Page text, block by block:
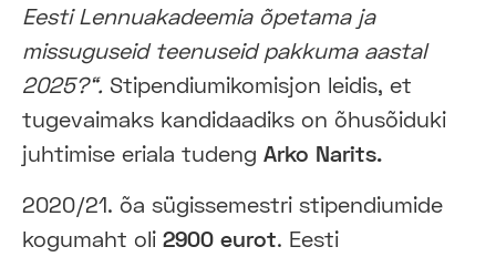
Eesti Lennuakadeemia õpetama ja
missuguseid teenuseid pakkuma aastal
2025?“. Stipendiumikomisjon leidis, et
tugevaimaks kandidaadiks on õhusõiduki
juhtimise eriala tudeng Arko Narits.
2020/21. õa sügissemestri stipendiumide
kogumaht oli 2900 eurot. Eesti